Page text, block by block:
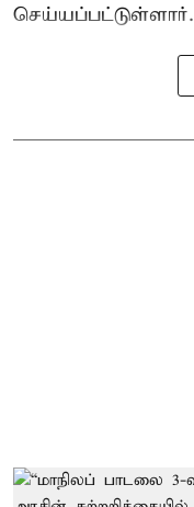
செய்யப்பட்டுள்ளார்.